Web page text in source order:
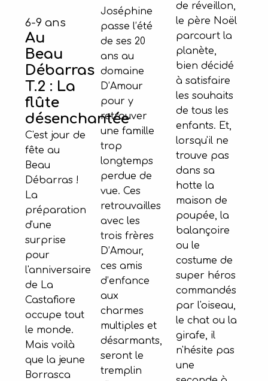
6-9 ans
Au
Beau
Débarras
T.2 : La
flûte
désenchantée
C'est jour de
fête au
Beau
Débarras !
La
préparation
d'une
surprise
pour
l'anniversaire
de La
Castafiore
occupe tout
le monde.
Mais voilà
que la jeune
Borrasca
Joséphine
passe l’été
de ses 20
ans au
domaine
D’Amour
pour y
retrouver
une famille
trop
longtemps
perdue de
vue. Ces
retrouvailles
avec les
trois frères
D’Amour,
ces amis
d’enfance
aux
charmes
multiples et
désarmants,
seront le
tremplin
de réveillon,
le père Noël
parcourt la
planète,
bien décidé
à satisfaire
les souhaits
de tous les
enfants. Et,
lorsqu'il ne
trouve pas
dans sa
hotte la
maison de
poupée, la
balançoire
ou le
costume de
super héros
commandés
par l'oiseau,
le chat ou la
girafe, il
n'hésite pas
une